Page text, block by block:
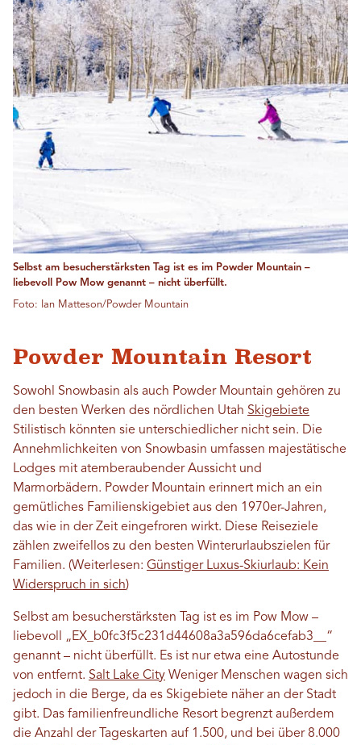
Selbst am besucherstärksten Tag ist es im Powder Mountain –
liebevoll Pow Mow genannt – nicht überfüllt.
Foto: Ian Matteson/Powder Mountain
Powder Mountain Resort
Sowohl Snowbasin als auch Powder Mountain gehören zu
den besten Werken des nördlichen Utah Skigebiete
Stilistisch könnten sie unterschiedlicher nicht sein. Die
Annehmlichkeiten von Snowbasin umfassen majestätische
Lodges mit atemberaubender Aussicht und
Marmorbädern. Powder Mountain erinnert mich an ein
gemütliches Familienskigebiet aus den 1970er-Jahren,
das wie in der Zeit eingefroren wirkt. Diese Reiseziele
zählen zweifellos zu den besten Winterurlaubszielen für
Familien. (Weiterlesen: Günstiger Luxus-Skiurlaub: Kein
Widerspruch in sich)
Selbst am besucherstärksten Tag ist es im Pow Mow –
liebevoll „EX_b0fc3f5c231d44608a3a596da6cefab3__“
genannt – nicht überfüllt. Es ist nur etwa eine Autostunde
von entfernt. Salt Lake City Weniger Menschen wagen sich
jedoch in die Berge, da es Skigebiete näher an der Stadt
gibt. Das familienfreundliche Resort begrenzt außerdem
die Anzahl der Tageskarten auf 1.500, und bei über 8.000